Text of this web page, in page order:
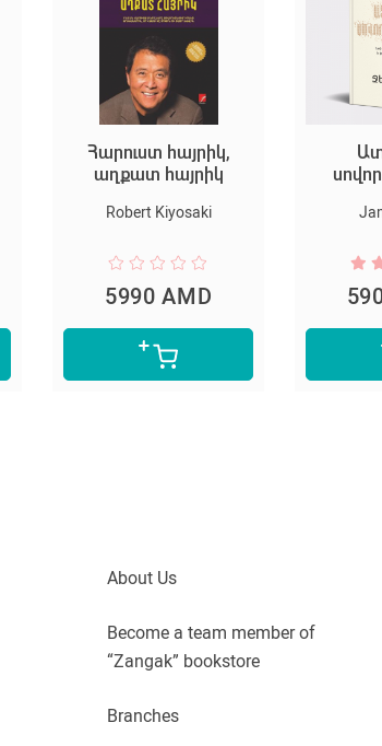
Հարուստ հայրիկ,
աղքատ հայրիկ
Robert Kiyosaki
5990 AMD
Ատոմային
սովորություններ
5900 AMD
About Us
Become a team member of
“Zangak” bookstore
Branches